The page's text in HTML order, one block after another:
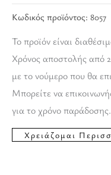
Κωδικός προϊόντος: 8057
Το προϊόν είναι
Χρόνος αποστολής από
με το νούμερο που θα
Μπορείτε να
για το χρόνο παράδοσης.